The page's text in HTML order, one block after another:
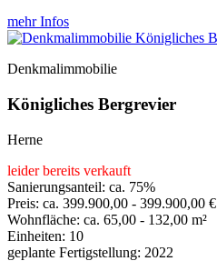
mehr Infos
Denkmalimmobilie
Königliches Bergrevier
Herne
leider bereits verkauft
Sanierungsanteil: ca. 75%
Preis: ca. 399.900,00 - 399.900,00 €
Wohnfläche: ca. 65,00 - 132,00 m²
Einheiten: 10
geplante Fertigstellung: 2022